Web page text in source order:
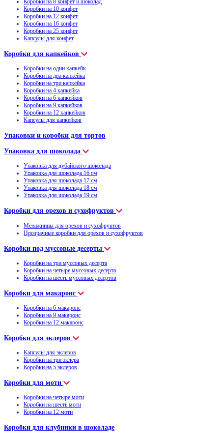
Коробки на 8 конфет и шоколад
Коробки на 10 конфет
Коробки на 12 конфет
Коробки на 16 конфет
Коробки на 25 конфет
Капсулы для конфет
Коробки для капкейков
Коробки на один капкейк
Коробки на два капкейка
Коробки на три капкейка
Коробки на 4 капкейка
Коробки на 6 капкейков
Коробки на 9 капкейков
Коробки на 12 капкейков
Капсулы для капкейков
Упаковки и коробки для тортов
Упаковка для шоколада
Упаковка для дубайского шоколада
Упаковка для шоколада 16 см
Упаковка для шоколада 17 см
Упаковка для шоколада 18 см
Упаковка для шоколада 19 см
Коробки для орехов и сухофруктов
Менажницы для орехов и сухофруктов
Прозрачные коробки для орехов и сухофруктов
Коробки под муссовые десерты
Коробки на три муссовых десерта
Коробки на четыре муссовых десерта
Коробки на шесть муссовых десертов
Коробки для макаронс
Коробки на 6 макаронс
Коробки на 9 макаронс
Коробки на 12 макаронс
Коробки для эклеров
Капсулы для эклеров
Коробки на три эклера
Коробки на 5 эклеров
Коробки для моти
Коробки на четыре моти
Коробки на шесть моти
Коробки на 12 моти
Коробки для клубники в шоколаде